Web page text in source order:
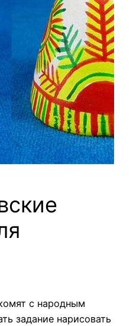
с народным
задание нарисовать